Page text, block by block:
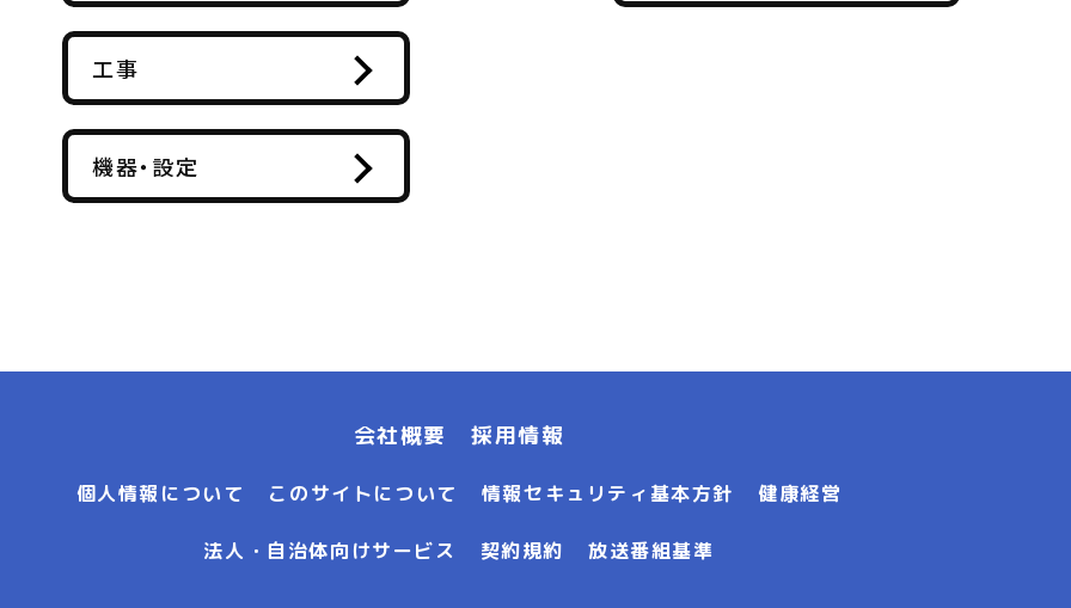
工事
機器・設定
会社概要 採用情報
個人情報について このサイトについて 情報セキュリティ基本方針 健康経営
法人・自治体向けサービス 契約規約 放送番組基準